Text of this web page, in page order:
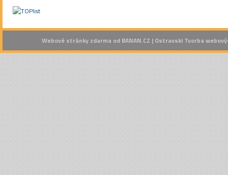
Webové stránky zdarma od BANAN.CZ | Ostravski Tvorba